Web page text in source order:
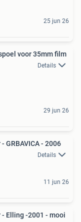
25 jun 26
voor 35mm film
Details
29 jun 26
GRBAVICA - 2006
Details
11 jun 26
Elling -2001 - mooi